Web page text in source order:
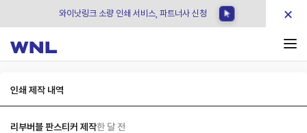
와이낫링크 소량 인쇄 서비스, 파트너사 신청 ×
인쇄 제작 내역
리부버블 판스티커 제작한 달 전